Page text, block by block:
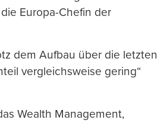
Europa-Chefin der
dem Aufbau über die letzten
vergleichsweise gering“
Wealth Management,